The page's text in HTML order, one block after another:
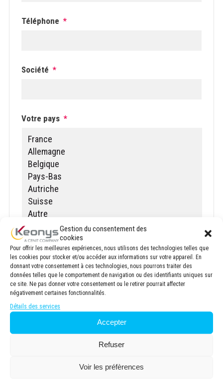
Gestion du consentement des
cookies
Pour offrir les meilleures expériences, nous utilisons des technologies telles que
les cookies pour stocker et/ou accéder aux informations sur votre appareil. En
donnant votre consentement à ces technologies, nous pourrons traiter des
données telles que le comportement de navigation ou des identifiants uniques sur
ce site. Ne pas donner votre consentement ou le retirer pourrait affecter
négativement certaines fonctionnalités.
Détails des services
Accepter
Refuser
Voir les préfèrences
Téléphone *
Société *
Votre pays *
Votre demande concerne : *
Précisez votre demande :